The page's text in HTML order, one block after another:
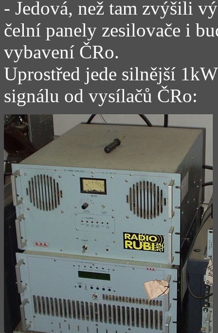
- Jedová, než tam zvýšili
čelní panely zesilovače i
vybavení ČRo.
Uprostřed jede silnější
signálu od vysílačů ČRo: